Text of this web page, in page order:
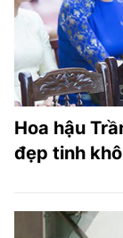
Hoa hậu
đẹp tinh